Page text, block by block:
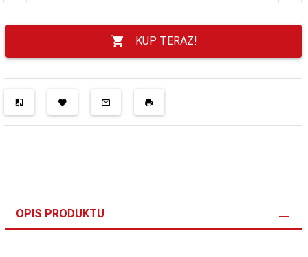
KUP TERAZ!
OPIS PRODUKTU